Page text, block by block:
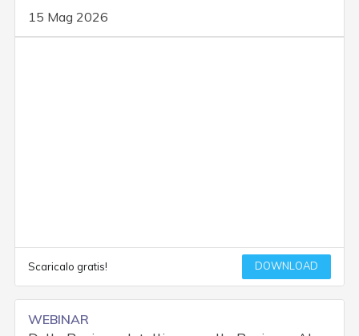
15 Mag 2026
Scaricalo gratis! DOWNLOAD
WEBINAR